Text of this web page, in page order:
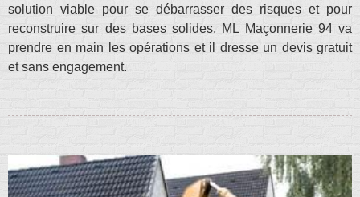
solution viable pour se débarrasser des risques et pour
reconstruire sur des bases solides. ML Maçonnerie 94 va
prendre en main les opérations et il dresse un devis gratuit
et sans engagement.